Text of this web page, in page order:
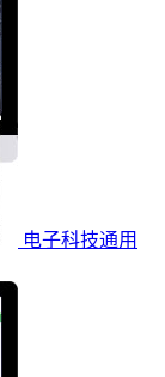
电子科技通用